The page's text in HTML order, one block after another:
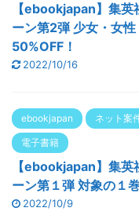
【ebookjapan】集
ーン第2弾 少女・女
50%OFF！
2022/10/16
ebookjapan ネット案
電子書籍
【ebookjapan】集
ーン第１弾 対象の１
2022/10/9